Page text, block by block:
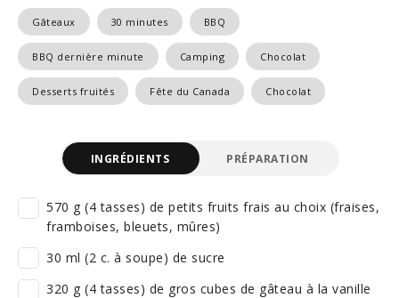
Gâteaux 30 minutes BBQ
BBQ dernière minute Camping Chocolat
Desserts fruités Fête du Canada Chocolat
INGRÉDIENTS PRÉPARATION
570 g (4 tasses) de petits fruits frais au choix (fraises,
framboises, bleuets, mûres)
30 ml (2 c. à soupe) de sucre
320 g (4 tasses) de gros cubes de gâteau à la vanille